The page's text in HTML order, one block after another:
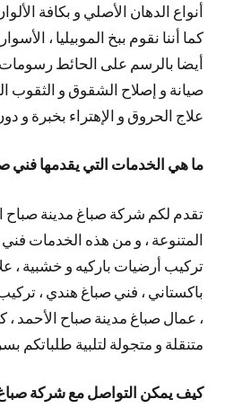
أنواع الدهان الأصلي و بكافة
كما أننا نقوم ببخ الموبيليا ،
أيضا بالرسم على الحائط رسومات
صيانة و إصلاح الشقوق و الثقوب
علاج الحروق و الإهتراء بخبرة و
ما هي الخدمات التي يقدمها فني
تقدم لكم شركة صباغ مدينة صباح
المتنوعة ، و من هذه الخدمات فني
تركيب أرضيات باركيه و خشبية ،
باكستاني ، فني صباغ هندي ،
، عمال صباغ مدينة صباح الأحمد ،
متنقلة و متجولة لتلبية طلباتكم
كيف يمكن التواصل مع شركة صباغ